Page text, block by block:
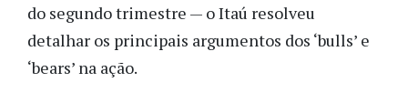
do segundo trimestre — o Itaú resolveu
detalhar os principais argumentos dos ‘bulls’ e
‘bears’ na ação.